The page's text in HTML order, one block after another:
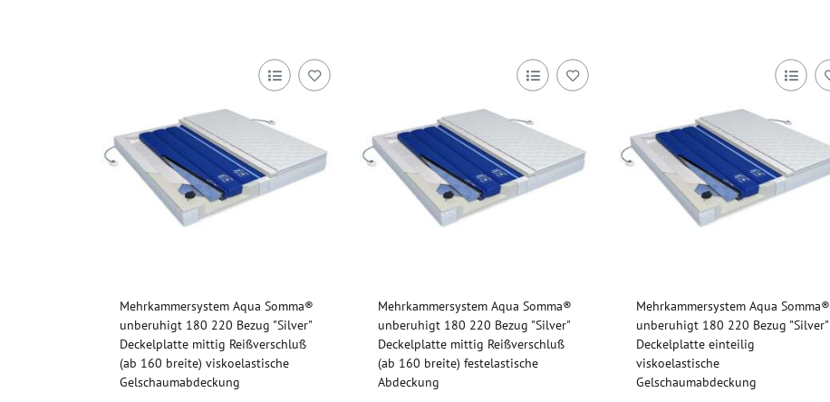
Mehrkammersystem Aqua Somma®
unberuhigt 180 220 Bezug "Silver"
Deckelplatte mittig Reißverschluß
(ab 160 breite) viskoelastische
Gelschaumabdeckung
Mehrkammersystem Aqua Somma®
unberuhigt 180 220 Bezug "Silver"
Deckelplatte mittig Reißverschluß
(ab 160 breite) festelastische
Abdeckung
Mehrkammersystem Aqua Somma®
unberuhigt 180 220 Bezug "Silver"
Deckelplatte einteilig
viskoelastische
Gelschaumabdeckung